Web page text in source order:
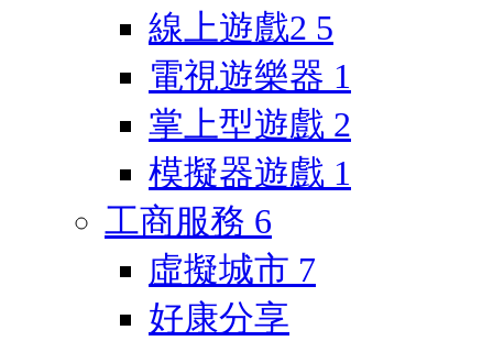
線上遊戲2 5
電視遊樂器 1
掌上型遊戲 2
模擬器遊戲 1
工商服務 6
虛擬城市 7
好康分享